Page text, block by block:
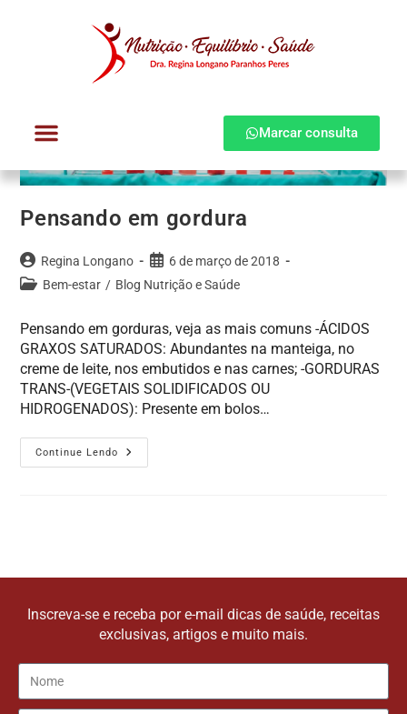
Marcar consulta
Pensando em gordura
Regina Longano
6 de março de 2018
Bem-estar / Blog Nutrição e Saúde
Pensando em gorduras, veja as mais comuns -ÁCIDOS
GRAXOS SATURADOS: Abundantes na manteiga, no
creme de leite, nos embutidos e nas carnes; -GORDURAS
TRANS-(VEGETAIS SOLIDIFICADOS OU
HIDROGENADOS): Presente em bolos…
Continue Lendo
Inscreva-se e receba por e-mail dicas de saúde, receitas
exclusivas, artigos e muito mais.